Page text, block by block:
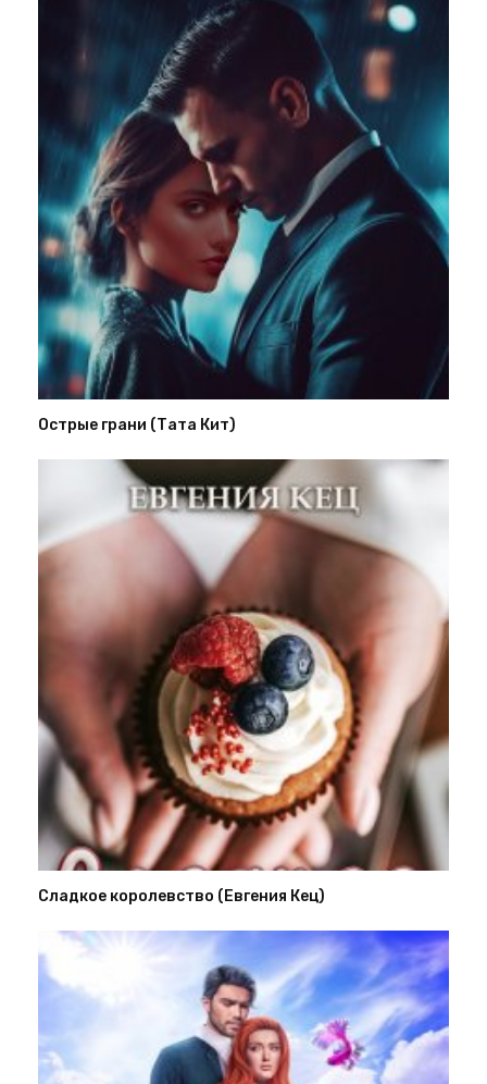
Острые грани (Тата Кит)
Сладкое королевство (Евгения Кец)